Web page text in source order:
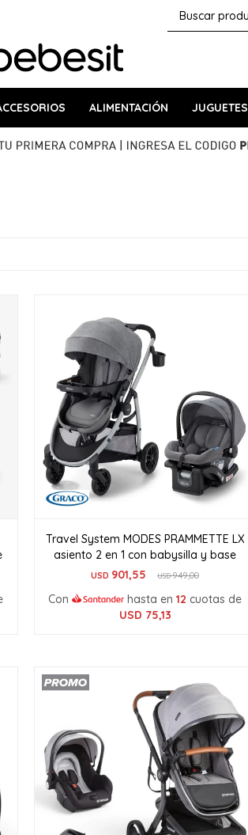
ALIMENTACIÓN JUGUETES
Travel System MODES PRAMMETTE LX
asiento 2 en 1 con babysilla y base
USD 901,55 USD949,00
Con hasta en12 cuotas de
USD 75,13